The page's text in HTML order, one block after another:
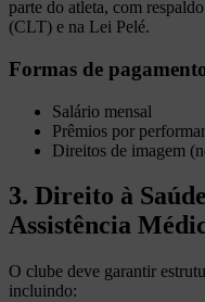
parte do atleta, com
(CLT) e na Lei Pelé.
Formas de
Salário mensal
Prêmios por
Direitos de imagem
3. Direito à
Assistência
O clube deve garantir
incluindo: